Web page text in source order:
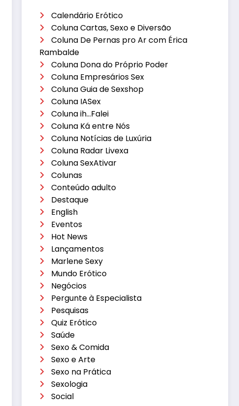
Calendário Erótico
Coluna Cartas, Sexo e Diversão
Coluna De Pernas pro Ar com Érica
Rambalde
Coluna Dona do Próprio Poder
Coluna Empresários Sex
Coluna Guia de Sexshop
Coluna IASex
Coluna ih…Falei
Coluna Ká entre Nós
Coluna Notícias de Luxúria
Coluna Radar Livexa
Coluna SexAtivar
Colunas
Conteúdo adulto
Destaque
English
Eventos
Hot News
Lançamentos
Marlene Sexy
Mundo Erótico
Negócios
Pergunte à Especialista
Pesquisas
Quiz Erótico
Saúde
Sexo & Comida
Sexo e Arte
Sexo na Prática
Sexologia
Social